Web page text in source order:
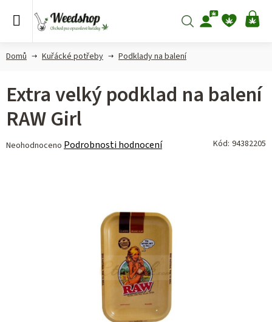
Hledat
Domů Kuřácké potřeby Podklady na balení
Extra velký podklad na balení
RAW Girl
Průměrné
Neohodnoceno Podrobnosti hodnocení Kód: 94382205